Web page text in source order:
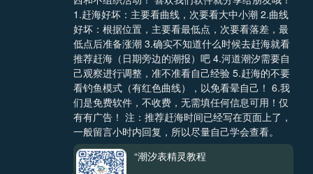
1.赶海好坏：主要看曲线，次要看大中小潮 2.曲线
好坏：根据位置，主要看最低点，次要看落差，最
低点后准备涨潮 3.确实不知道什么时候去赶海就看
推荐赶海（日期旁边的潮报）吧 4.河道潮汐需要自
己观察进行调整，准不准看自己经验 5.赶海的不要
看钓鱼模式（有红色曲线），以免看晕自己！ 6.我
们是免费软件，不收费，无需填任何信息可用！仅
有有广告！ 注：推荐赶海时间已经写在页面上了，
一般留言小时内回复，所以尽量自己学会查看。
“潮汐表精灵教程